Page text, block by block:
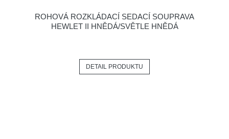
ROHOVÁ ROZKLÁDACÍ SEDACÍ SOUPRAVA
HEWLET II HNĚDÁ/SVĚTLE HNĚDÁ
DETAIL PRODUKTU